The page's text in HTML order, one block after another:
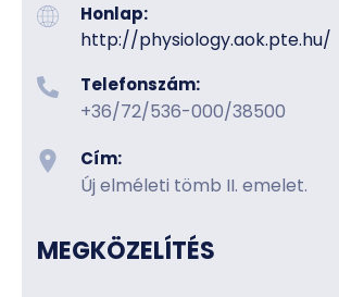
Honlap:
http://physiology.aok.pte.hu/
Telefonszám:
+36/72/536-000/38500
Cím:
Új elméleti tömb II. emelet.
MEGKÖZELÍTÉS